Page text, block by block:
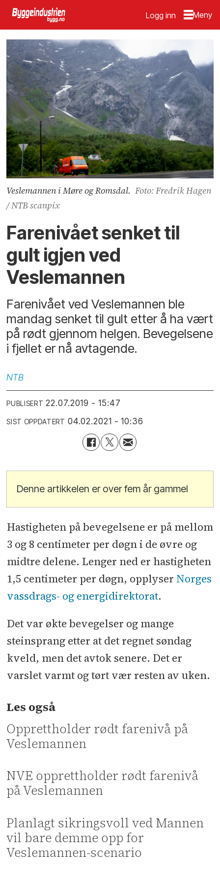
Logg inn
Veslemannen i Møre og Romsdal. Foto: Fredrik Hagen
/ NTB scanpix
Farenivået senket til
gult igjen ved
Veslemannen
Farenivået ved Veslemannen ble
mandag senket til gult etter å ha vært
på rødt gjennom helgen. Bevegelsene
i fjellet er nå avtagende.
NTB
PUBLISERT 22.07.2019 - 15:47
SIST OPPDATERT 04.02.2021 - 10:36
Denne artikkelen er over fem år gammel
Hastigheten på bevegelsene er på mellom
3 og 8 centimeter per døgn i de øvre og
midtre delene. Lenger ned er hastigheten
1,5 centimeter per døgn, opplyser Norges
vassdrags- og energidirektorat.
Det var økte bevegelser og mange
steinsprang etter at det regnet søndag
kveld, men det avtok senere. Det er
varslet varmt og tørt vær resten av uken.
Les også
Opprettholder rødt farenivå på
Veslemannen
NVE opprettholder rødt farenivå
på Veslemannen
Planlagt sikringsvoll ved Mannen
vil bare demme opp for
Veslemannen-scenario